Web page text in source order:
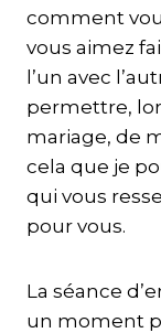
comment
vous aimez
l’un avec
permettre,
mariage, de
cela que je
qui vous
pour vous.
La séance
un moment